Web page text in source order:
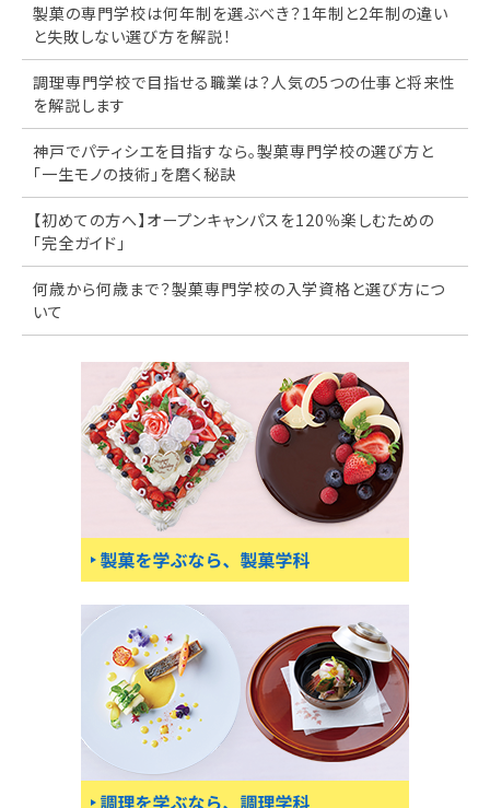
製菓の専門学校は何年制を選ぶべき？1年制と2年制の違い
と失敗しない選び方を解説！
調理専門学校で目指せる職業は？人気の5つの仕事と将来性
を解説します
神戸でパティシエを目指すなら。製菓専門学校の選び方と
「一生モノの技術」を磨く秘訣
【初めての方へ】オープンキャンパスを120％楽しむための
「完全ガイド」
何歳から何歳まで？製菓専門学校の入学資格と選び方につ
いて